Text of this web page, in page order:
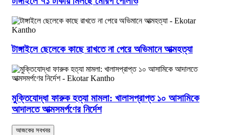
টাঙ্গাইলে ছেলেকে কাছে রাখতে না পেরে অভিমানে আত্মহত্যা
মুক্তিযোদ্ধা ফারুক হত্যা মামলা: খালাসপ্রাপ্ত ১০ আসামিকে
আদালতে আত্মসমর্পণের নির্দেশ